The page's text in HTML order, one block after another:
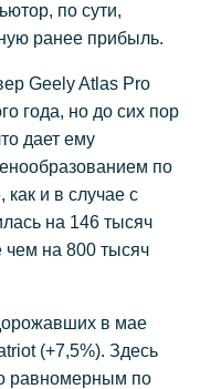
по сути,
ранее прибыль.
Geely Atlas Pro
года, но до сих пор
дает ему
по
как и в случае с
на 146 тысяч
чем на 800 тысяч
в мае
(+7,5%). Здесь
равномерным по